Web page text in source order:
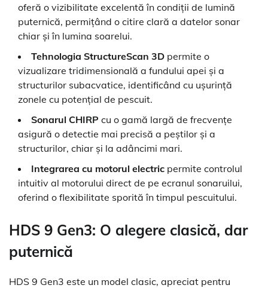
oferă o vizibilitate excelentă în condiții de lumină
puternică, permițând o citire clară a datelor sonar
chiar și în lumina soarelui.
Tehnologia StructureScan 3D permite o
vizualizare tridimensională a fundului apei și a
structurilor subacvatice, identificând cu ușurință
zonele cu potențial de pescuit.
Sonarul CHIRP cu o gamă largă de frecvențe
asigură o detectie mai precisă a peștilor și a
structurilor, chiar și la adâncimi mari.
Integrarea cu motorul electric permite controlul
intuitiv al motorului direct de pe ecranul sonaruilui,
oferind o flexibilitate sporită în timpul pescuitului.
HDS 9 Gen3: O alegere clasică, dar
puternică
HDS 9 Gen3 este un model clasic, apreciat pentru